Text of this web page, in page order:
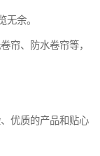
余。
帘、防水卷帘等，
优质的产品和贴心